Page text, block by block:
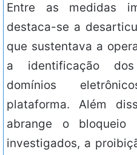
Entre as medidas
destaca-se a
que sustentava a
a identificação dos
domínios
plataforma. Além
abrange o
investigados, a